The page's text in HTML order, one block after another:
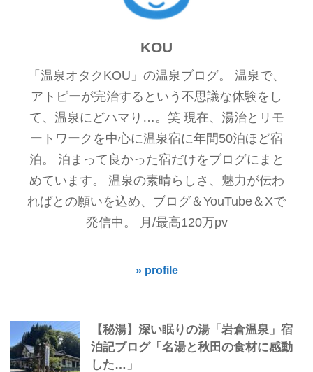
KOU
「温泉オタクKOU」の温泉ブログ。 温泉で、
アトピーが完治するという不思議な体験をし
て、温泉にどハマり…。笑 現在、湯治とリモ
ートワークを中心に温泉宿に年間50泊ほど宿
泊。 泊まって良かった宿だけをブログにまと
めています。 温泉の素晴らしさ、魅力が伝わ
ればとの願いを込め、ブログ＆YouTube＆Xで
発信中。 月/最高120万pv
» profile
【秘湯】深い眠りの湯「岩倉温泉」宿
泊記ブログ「名湯と秋田の食材に感動
した…」